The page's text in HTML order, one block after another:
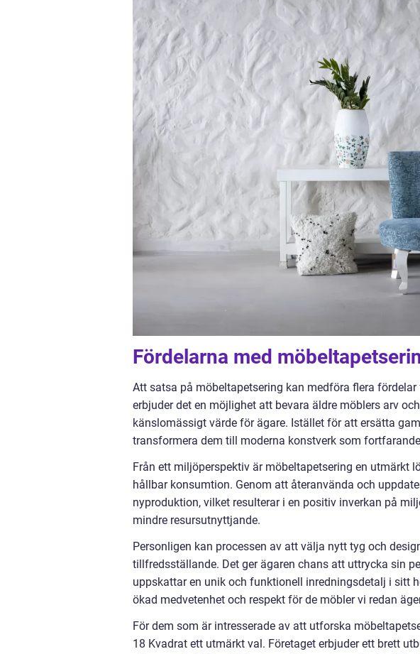
Fördelarna med
Att satsa på möbeltapetsering kan medföra flera
erbjuder det en möjlighet att bevara äldre möblers arv
känslomässigt värde för ägare. Istället för att ersätta
transformera dem till moderna konstverk som
Från ett miljöperspektiv är möbeltapetsering en utmärkt
hållbar konsumtion. Genom att återanvända och
nyproduktion, vilket resulterar i en positiv inverkan på
mindre resursutnyttjande.
Personligen kan processen av att välja nytt tyg och
tillfredsställande. Det ger ägaren chans att uttrycka sin
uppskattar en unik och funktionell inredningsdetalj i sitt
ökad medvetenhet och respekt för de möbler vi redan
För dem som är intresserade av att utforska
18 Kvadrat ett utmärkt val. Företaget erbjuder ett brett